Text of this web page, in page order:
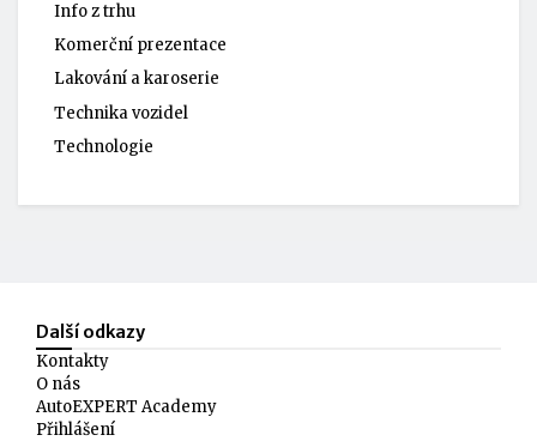
Info z trhu
Komerční prezentace
Lakování a karoserie
Technika vozidel
Technologie
Další odkazy
Kontakty
O nás
AutoEXPERT Academy
Přihlášení